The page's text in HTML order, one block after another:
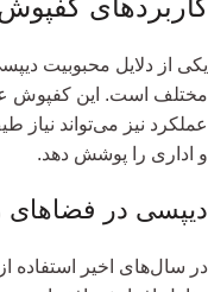
کاربردهای
یکی از دلایل محبوبیت
مختلف است. این کفپوش
عملکرد نیز می‌تواند
و اداری را پوشش دهد.
دیپسی در
در سال‌های اخیر استفاده